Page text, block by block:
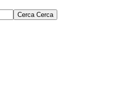
Cerca Cerca